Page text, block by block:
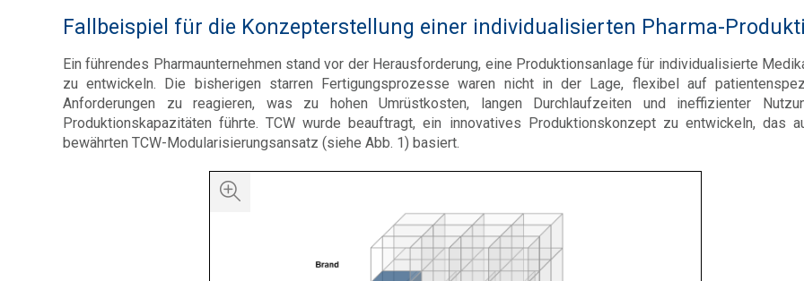
Fallbeispiel für die Konzepterstellung einer individualisierten Pharma-
Ein führendes Pharmaunternehmen stand vor der Herausforderung, eine Produktionsanlage für individualisierte
zu entwickeln. Die bisherigen starren Fertigungsprozesse waren nicht in der Lage, flexibel auf
Anforderungen zu reagieren, was zu hohen Umrüstkosten, langen Durchlaufzeiten und ineffizienter
Produktionskapazitäten führte. TCW wurde beauftragt, ein innovatives Produktionskonzept zu entwickeln, das
bewährten TCW-Modularisierungsansatz (siehe Abb. 1) basiert.